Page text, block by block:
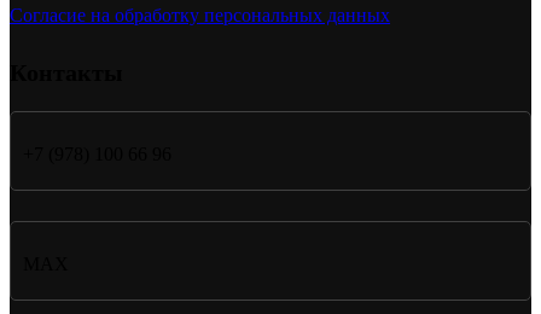
Согласие на обработку персональных данных